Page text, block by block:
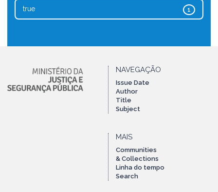
1
true
NAVEGAÇÃO
Issue Date
Author
Title
Subject
MAIS
Communities
& Collections
Linha do tempo
Search